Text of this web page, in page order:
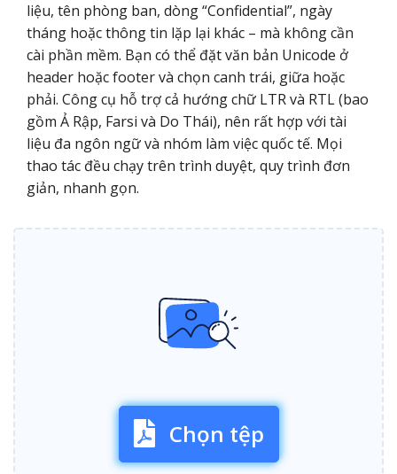
liệu, tên phòng ban, dòng “Confidential”, ngày
tháng hoặc thông tin lặp lại khác – mà không cần
cài phần mềm. Bạn có thể đặt văn bản Unicode ở
header hoặc footer và chọn canh trái, giữa hoặc
phải. Công cụ hỗ trợ cả hướng chữ LTR và RTL (bao
gồm Ả Rập, Farsi và Do Thái), nên rất hợp với tài
liệu đa ngôn ngữ và nhóm làm việc quốc tế. Mọi
thao tác đều chạy trên trình duyệt, quy trình đơn
giản, nhanh gọn.
Chọn tệp